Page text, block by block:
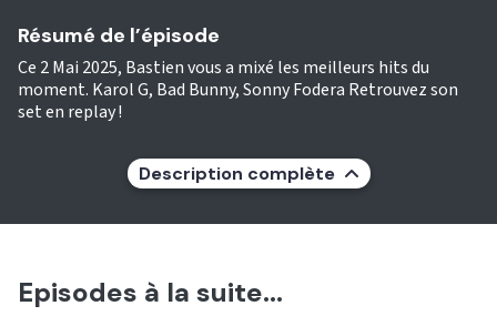
Résumé de l’épisode
Ce 2 Mai 2025, Bastien vous a mixé les meilleurs hits du
moment. Karol G, Bad Bunny, Sonny Fodera Retrouvez son
set en replay !
Description complète
Episodes à la suite...